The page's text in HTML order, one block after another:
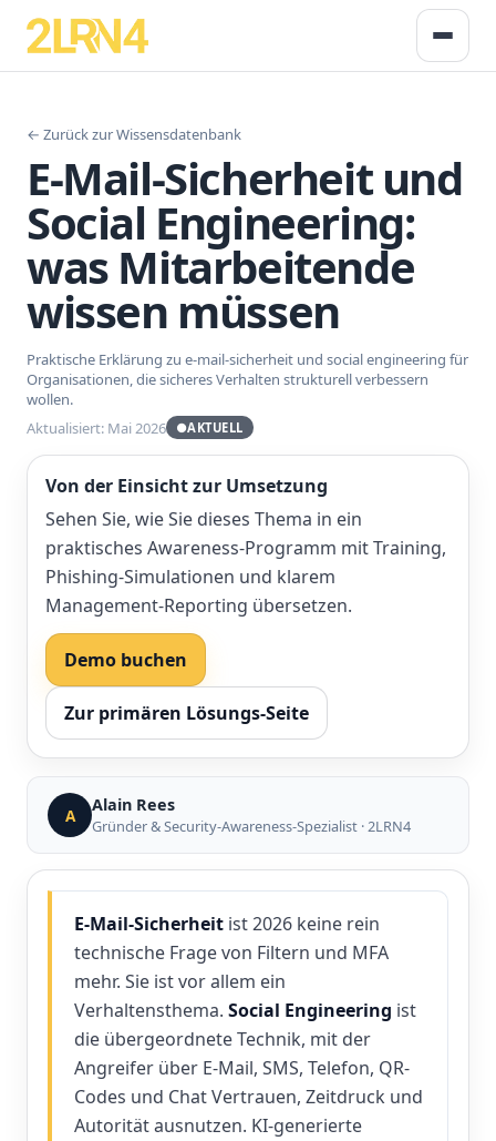
← Zurück zur Wissensdatenbank
E-Mail-Sicherheit und
Social Engineering:
was Mitarbeitende
wissen müssen
Praktische Erklärung zu e-mail-sicherheit und social engineering für
Organisationen, die sicheres Verhalten strukturell verbessern
wollen.
Aktualisiert: Mai 2026
●AKTUELL
Von der Einsicht zur Umsetzung
Sehen Sie, wie Sie dieses Thema in ein
praktisches Awareness-Programm mit Training,
Phishing-Simulationen und klarem
Management-Reporting übersetzen.
Demo buchen
Zur primären Lösungs-Seite
A Alain Rees
Gründer & Security-Awareness-Spezialist · 2LRN4
E-Mail-Sicherheit ist 2026 keine rein
technische Frage von Filtern und MFA
mehr. Sie ist vor allem ein
Verhaltensthema. Social Engineering ist
die übergeordnete Technik, mit der
Angreifer über E-Mail, SMS, Telefon, QR-
Codes und Chat Vertrauen, Zeitdruck und
Autorität ausnutzen. KI-generierte